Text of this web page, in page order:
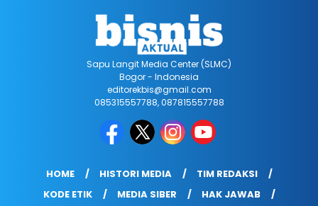
Sapu Langit Media Center (SLMC)
Bogor - Indonesia
editorekbis@gmail.com
085315557788, 087815557788
HOME HISTORI MEDIA
TIM REDAKSI
KODE ETIK
MEDIA SIBER HAK JAWAB